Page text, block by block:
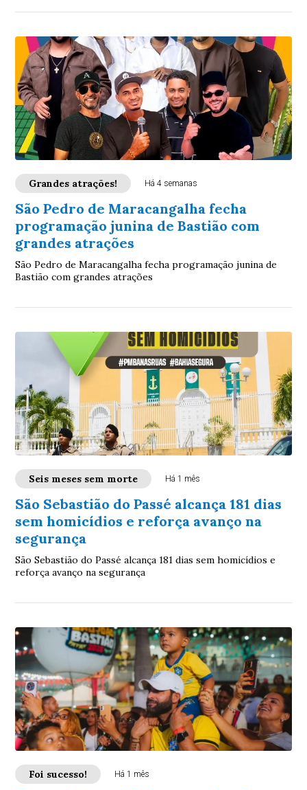
Grandes atrações! Há 4 semanas
São Pedro de Maracangalha fecha
programação junina de Bastião com
grandes atrações
São Pedro de Maracangalha fecha programação junina de
Bastião com grandes atrações
Seis meses sem morte Há 1 mês
São Sebastião do Passé alcança 181 dias
sem homicídios e reforça avanço na
segurança
São Sebastião do Passé alcança 181 dias sem homicídios e
reforça avanço na segurança
Foi sucesso! Há 1 mês